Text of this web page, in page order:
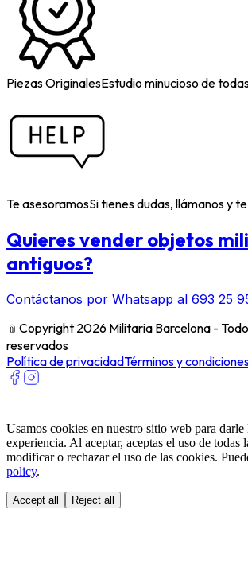
Piezas OriginalesEstudio minucioso de
Te asesoramosSi tienes dudas, llámanos y
Quieres vender objetos
antiguos?
Contáctanos por Whatsapp al 693 25
﹫ Copyright 2026 Militaria Barcelona -
reservados
Política de privacidadTérminos y
Usamos cookies en nuestro sitio web para darle
experiencia. Al aceptar, aceptas el uso de todas
modificar o rechazar el uso de las cookies.
policy.
Accept all Reject all